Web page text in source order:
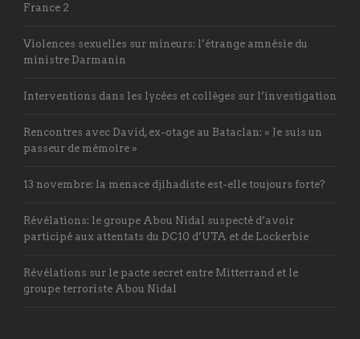
France 2
Violences sexuelles sur mineurs: l’étrange amnésie du
ministre Darmanin
Interventions dans les lycées et collèges sur l’investigation
Rencontres avec David, ex-otage au Bataclan: « Je suis un
passeur de mémoire »
13 novembre: la menace djihadiste est-elle toujours forte?
Révélations: le groupe Abou Nidal suspecté d’avoir
participé aux attentats du DC10 d’UTA et de Lockerbie
Révélations sur le pacte secret entre Mitterrand et le
groupe terroriste Abou Nidal